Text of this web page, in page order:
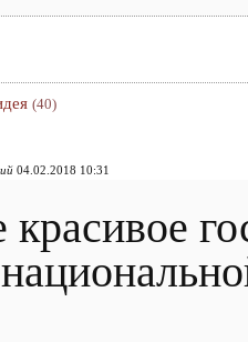
(40)
04.02.2018 10:31